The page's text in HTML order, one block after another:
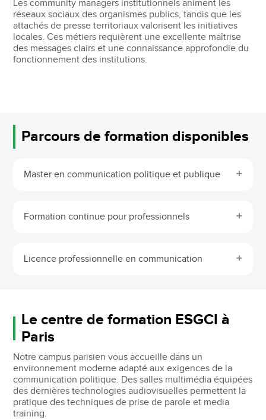
Les community managers institutionnels animent les
réseaux sociaux des organismes publics, tandis que les
attachés de presse territoriaux valorisent les initiatives
locales. Ces métiers requièrent une excellente maîtrise
des messages clairs et une connaissance approfondie du
fonctionnement des institutions.
Parcours de formation disponibles
Master en communication politique et publique
Formation continue pour professionnels
Licence professionnelle en communication
Le centre de formation ESGCI à
Paris
Notre campus parisien vous accueille dans un
environnement moderne adapté aux exigences de la
communication politique. Des salles multimédia équipées
des dernières technologies audiovisuelles permettent la
pratique des techniques de prise de parole et media
training.